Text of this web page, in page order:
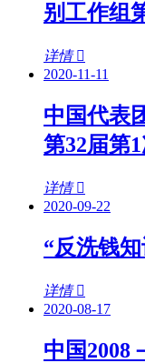
别工作组
详情
2020-11-11
中国代表
第32届第
详情
2020-09-22
“反洗钱
详情
2020-08-17
中国2008